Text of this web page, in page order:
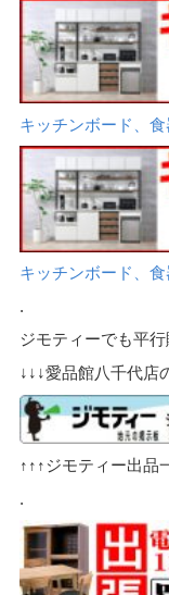
キッチンボード、
キッチンボード、
.
ジモティーでも平行
↓↓↓愛品館八千代店
↑↑↑ジモティー出品
.